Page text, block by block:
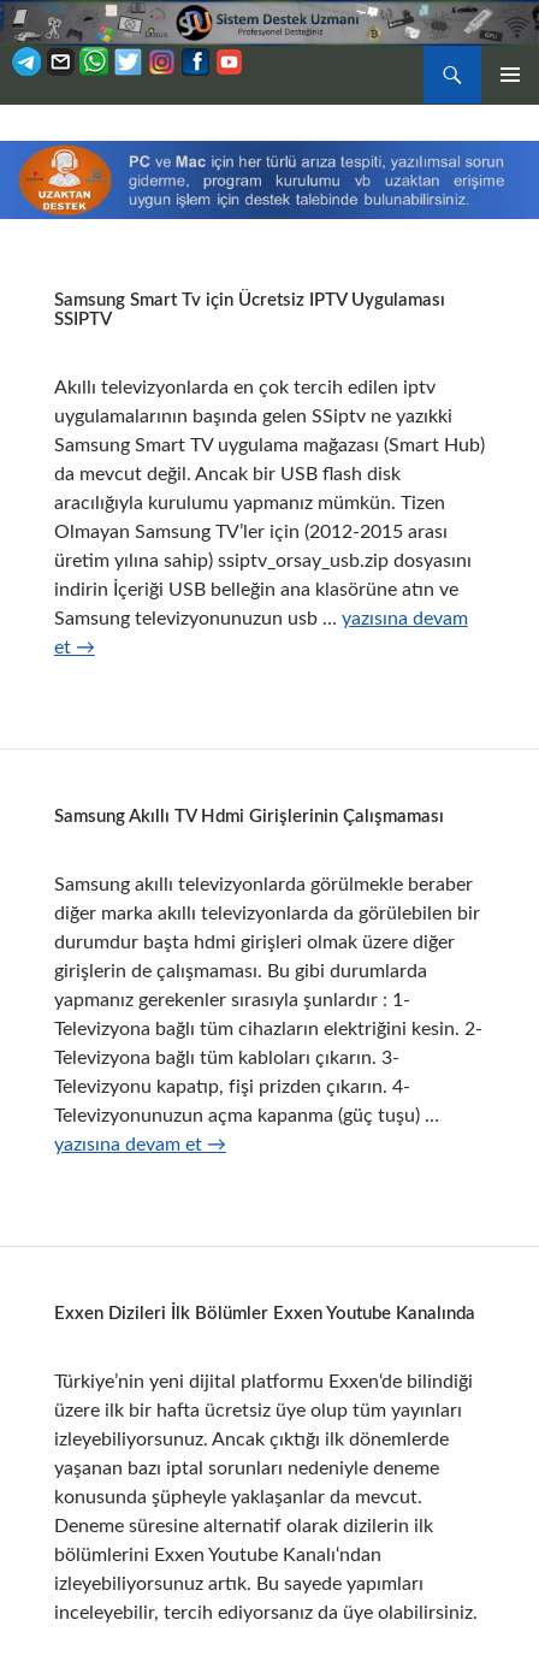
Ara
ATLA
Samsung Smart Tv için Ücretsiz IPTV Uygulaması
SSIPTV
Akıllı televizyonlarda en çok tercih edilen iptv
uygulamalarının başında gelen SSiptv ne yazıkki
Samsung Smart TV uygulama mağazası (Smart Hub)
da mevcut değil. Ancak bir USB flash disk
aracılığıyla kurulumu yapmanız mümkün. Tizen
Olmayan Samsung TV’ler için (2012-2015 arası
üretim yılına sahip) ssiptv_orsay_usb.zip dosyasını
indirin İçeriği USB belleğin ana klasörüne atın ve
Samsung televizyonunuzun usb … Samsung
SSIPTV
yazısına devam
et →
Samsung Akıllı TV Hdmi Girişlerinin Çalışmaması
Samsung akıllı televizyonlarda görülmekle beraber
diğer marka akıllı televizyonlarda da görülebilen bir
durumdur başta hdmi girişleri olmak üzere diğer
girişlerin de çalışmaması. Bu gibi durumlarda
yapmanız gerekenler sırasıyla şunlardır : 1-
Televizyona bağlı tüm cihazların elektriğini kesin. 2-
Televizyona bağlı tüm kabloları çıkarın. 3-
Televizyonu kapatıp, fişi prizden çıkarın. 4-
Televizyonunuzun açma kapanma (güç tuşu) …
yazısına devam et →
Exxen Dizileri İlk Bölümler Exxen Youtube Kanalında
Türkiye’nin yeni dijital platformu Exxen‘de bilindiği
üzere ilk bir hafta ücretsiz üye olup tüm yayınları
izleyebiliyorsunuz. Ancak çıktığı ilk dönemlerde
yaşanan bazı iptal sorunları nedeniyle deneme
konusunda şüpheyle yaklaşanlar da mevcut.
Deneme süresine alternatif olarak dizilerin ilk
bölümlerini Exxen Youtube Kanalı‘ndan
izleyebiliyorsunuz artık. Bu sayede yapımları
inceleyebilir, tercih ediyorsanız da üye olabilirsiniz.